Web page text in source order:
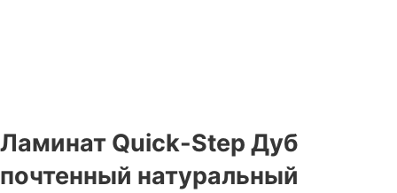
Ламинат Quick-Step Дуб
почтенный натуральный